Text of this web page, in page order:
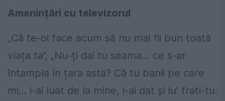
Amenințări cu televizorul
„Că te-oi face acum să nu mai fii bun toată
viața ta”, „Nu-ți dai tu seama… ce s-ar
întampla în țara asta? Că tu banii pe care
mi… i-ai luat de la mine, i-ai dat și lu’ frati-tu.